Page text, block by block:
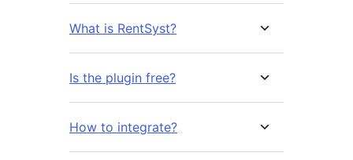
What is RentSyst?
Is the plugin free?
How to integrate?